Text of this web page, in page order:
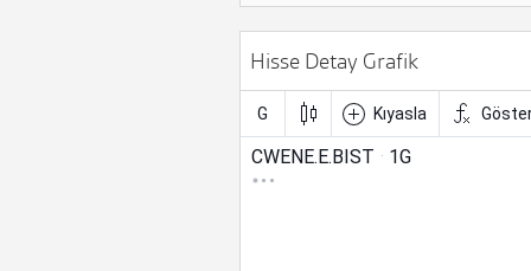
Hisse Detay Grafik